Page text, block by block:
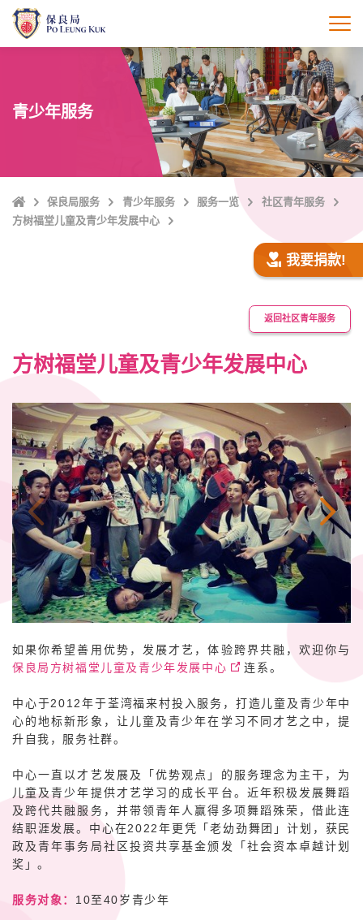
打
青少年服务
Home保良局服务 青少年服务 服务一览
社区青年服务
方树福堂儿童及青少年发展中心
我要捐款!
返回社区青年服务
方树福堂儿童及青少年发展中心
如果你希望善用优势，发展才艺，体验跨界共融，欢迎你与
保良局方树福堂儿童及青少年发展中心
连系。
中心于2012年于荃湾福来村投入服务，打造儿童及青少年中
心的地标新形象，让儿童及青少年在学习不同才艺之中，提
升自我，服务社群。
中心一直以才艺发展及「优势观点」的服务理念为主干，为
儿童及青少年提供才艺学习的成长平台。近年积极发展舞蹈
及跨代共融服务，并带领青年人赢得多项舞蹈殊荣，借此连
结职涯发展。中心在2022年更凭「老幼劲舞团」计划，获民
政及青年事务局社区投资共享基金颁发「社会资本卓越计划
奖」。
服务对象： 10至40岁青少年